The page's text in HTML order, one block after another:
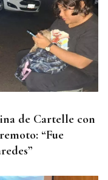
de Cartelle con
“Fue